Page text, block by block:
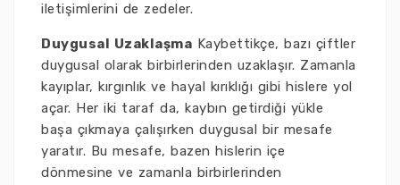
iletişimlerini de zedeler.
Duygusal Uzaklaşma Kaybettikçe, bazı çiftler
duygusal olarak birbirlerinden uzaklaşır. Zamanla
kayıplar, kırgınlık ve hayal kırıklığı gibi hislere yol
açar. Her iki taraf da, kaybın getirdiği yükle
başa çıkmaya çalışırken duygusal bir mesafe
yaratır. Bu mesafe, bazen hislerin içe
dönmesine ve zamanla birbirlerinden